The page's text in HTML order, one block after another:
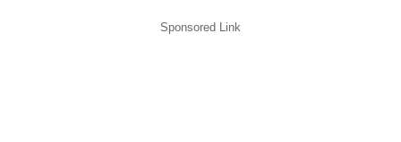
Sponsored Link